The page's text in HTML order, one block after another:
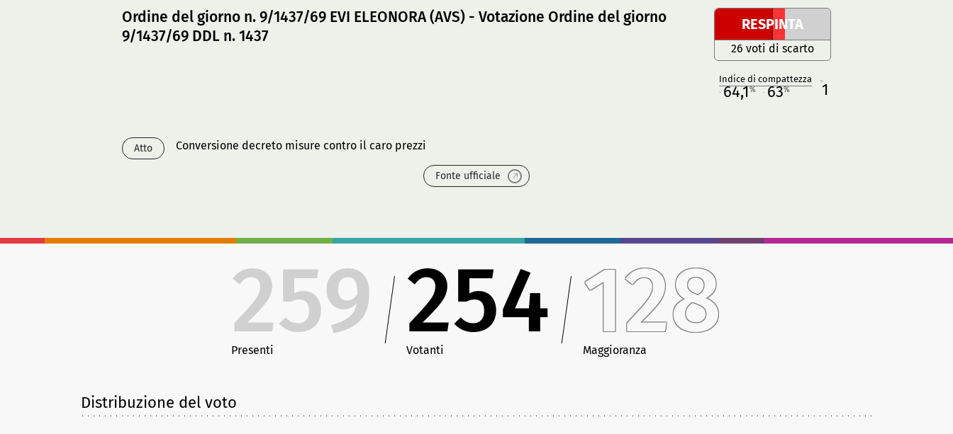
Ordine del giorno n. 9/1437/69 EVI ELEONORA (AVS) - Votazione Ordine del giorno
9/1437/69 DDL n. 1437
RESPINTA
26 voti di scarto
Indice di compattezza
64,1% 63% 1
Atto Conversione decreto misure contro il caro prezzi
Fonte ufficiale
259
Presenti 254
Votanti 128
Maggioranza
Distribuzione del voto